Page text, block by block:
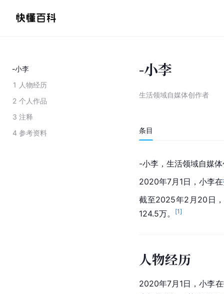
-小李
1 人物经历
2 个人作品
3 注释
4 参考资料
-小李
生活领域自媒体创作者
条目
-小李，生活领域自媒
2020年7月1日，小李在
截至2025年2月20日
124.5万。
[1]
人物经历
2020年7月1日，小李